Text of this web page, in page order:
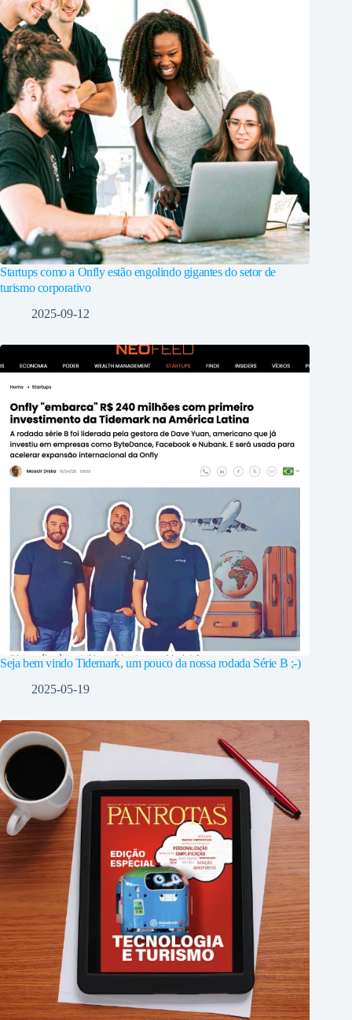
Startups como a Onfly estão engolindo gigantes do setor de
turismo corporativo
2025-09-12
Seja bem vindo Tidemark, um pouco da nossa rodada Série B ;-)
2025-05-19